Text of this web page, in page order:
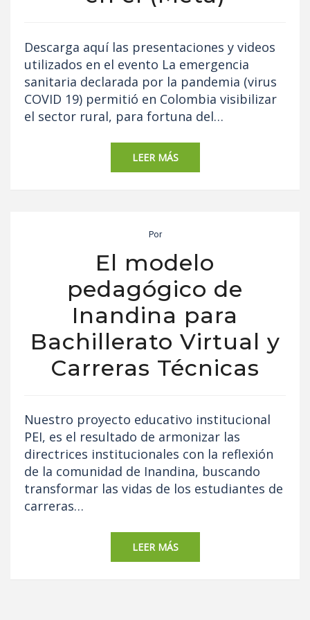
Descarga aquí las presentaciones y videos
utilizados en el evento La emergencia
sanitaria declarada por la pandemia (virus
COVID 19) permitió en Colombia visibilizar
el sector rural, para fortuna del…
LEER MÁS
Por
El modelo
pedagógico de
Inandina para
Bachillerato Virtual y
Carreras Técnicas
Nuestro proyecto educativo institucional
PEI, es el resultado de armonizar las
directrices institucionales con la reflexión
de la comunidad de Inandina, buscando
transformar las vidas de los estudiantes de
carreras…
LEER MÁS